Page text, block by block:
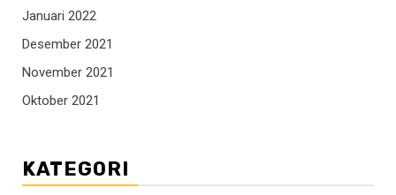
Januari 2022
Desember 2021
November 2021
Oktober 2021
KATEGORI